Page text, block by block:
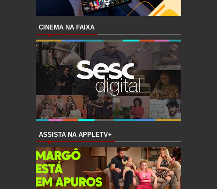
CINEMA NA FAIXA
ASSISTA NA APPLETV+